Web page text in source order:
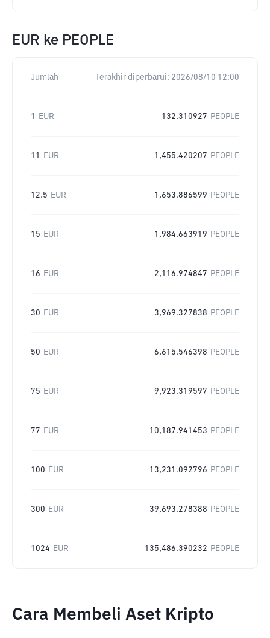
EUR ke PEOPLE
Jumlah Terakhir diperbarui: 2026/08/10 12:00
1 EUR 132.310927 PEOPLE
11 EUR 1,455.420207 PEOPLE
12.5 EUR 1,653.886599 PEOPLE
15 EUR 1,984.663919 PEOPLE
16 EUR 2,116.974847 PEOPLE
30 EUR 3,969.327838 PEOPLE
50 EUR 6,615.546398 PEOPLE
75 EUR 9,923.319597 PEOPLE
77 EUR 10,187.941453 PEOPLE
100 EUR 13,231.092796 PEOPLE
300 EUR 39,693.278388 PEOPLE
1024 EUR 135,486.390232 PEOPLE
Cara Membeli Aset Kripto